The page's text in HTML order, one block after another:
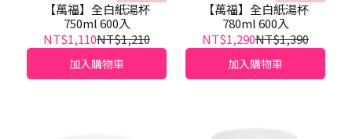
【萬福】全白紙湯杯
750ml 600入
NT$1,110NT$1,210
加入購物車
【萬福】全白紙湯杯
780ml 600入
NT$1,290NT$1,390
加入購物車